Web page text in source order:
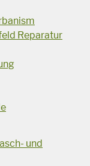
Reparatur
und